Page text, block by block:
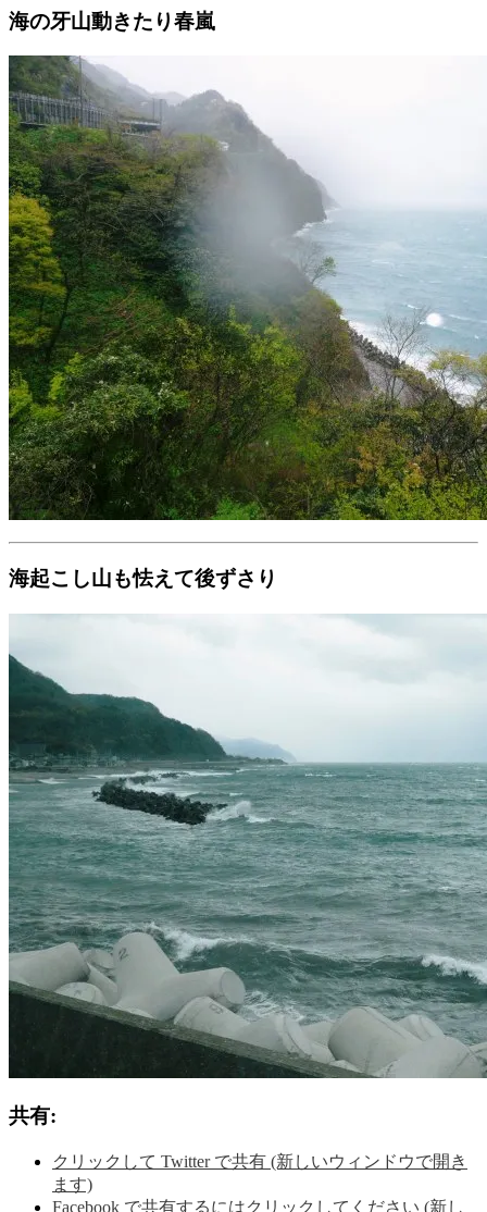
海の牙山動きたり春嵐
海起こし山も怯えて後ずさり
共有:
クリックして Twitter で共有 (新しいウィンドウで開き
ます)
Facebook で共有するにはクリックしてください (新し